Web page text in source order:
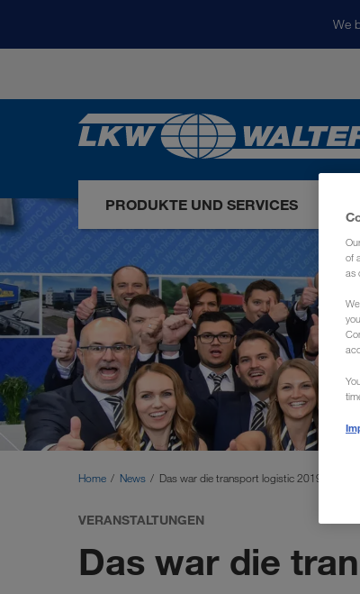
We
PRODUKTE UND SERVICES
Home News Das war die transport logistic 2019
VERANSTALTUNGEN
Das war die
of
as